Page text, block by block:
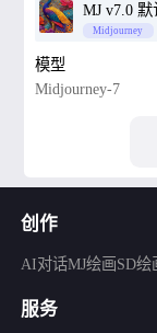
MJ v7.0
Midjourney
模型
Midjourney-7
创作
AI对话MJ绘画SD绘
服务